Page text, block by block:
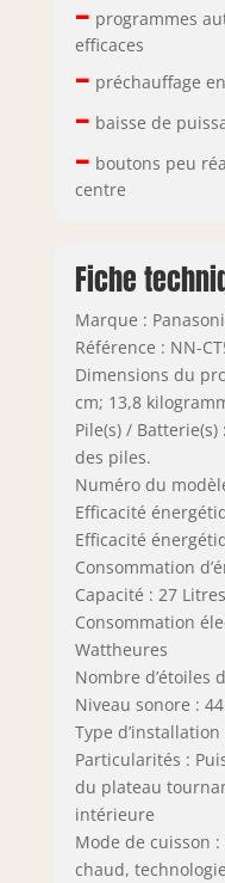
– programmes
efficaces
– préchauffage
– baisse de
– boutons peu
centre
Fiche
Marque :
Référence : NN-
Dimensions du
cm; 13,8
Pile(s) /
des piles.
Numéro du
Efficacité
Efficacité
Consommation
Capacité : 27 Litres
Consommation
Wattheures
Nombre d’étoiles
Niveau sonore :
Type
Particularités :
du plateau
intérieure
Mode de cuisson
chaud,